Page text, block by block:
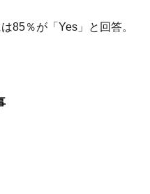
85％が「Yes」と回答。